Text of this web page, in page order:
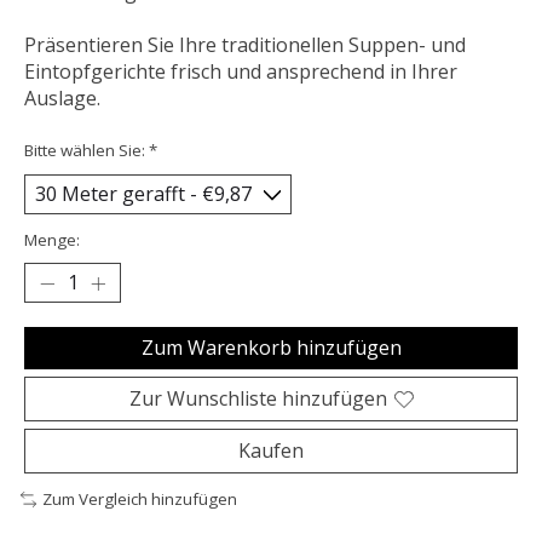
Präsentieren Sie Ihre traditionellen Suppen- und
Eintopfgerichte frisch und ansprechend in Ihrer
Auslage.
Bitte wählen Sie: *
Menge:
Zum Warenkorb hinzufügen
Zur Wunschliste hinzufügen
Kaufen
Zum Vergleich hinzufügen